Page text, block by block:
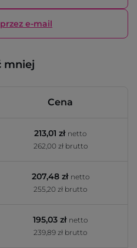
e-mail
mniej
Cena
213,01 zł netto
262,00 zł brutto
207,48 zł netto
255,20 zł brutto
195,03 zł netto
239,89 zł brutto